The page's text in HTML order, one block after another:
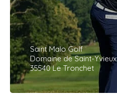
Saint Malo Golf
Domaine de Saint-Yvieux
35540 Le Tronchet